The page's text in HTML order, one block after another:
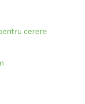
cerere